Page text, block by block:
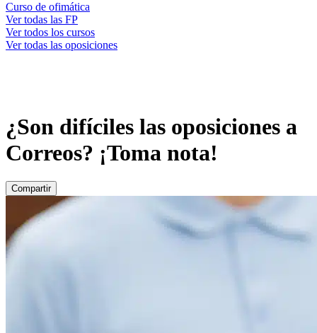
Curso de ofimática
Ver todas las FP
Ver todos los cursos
Ver todas las oposiciones
¿Son difíciles las oposiciones a
Correos? ¡Toma nota!
Compartir